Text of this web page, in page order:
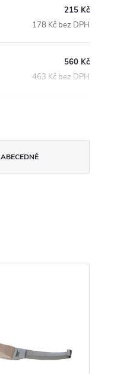
215 Kč
178 Kč bez DPH
560 Kč
463 Kč bez DPH
ABECEDNĚ